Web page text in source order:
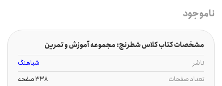
ناموجود
مشخصات کتاب کلاس شطرنج: مجموعه آموزش و تمرین
ناشر
شباهنگ
تعداد صفحات
338 صفحه